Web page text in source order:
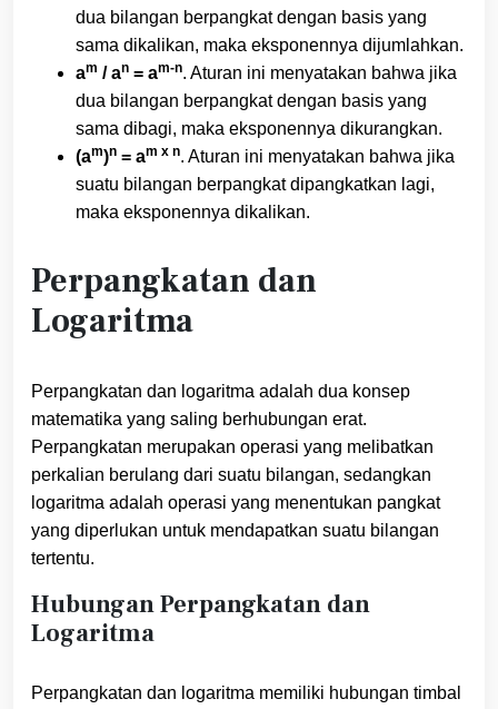
dua bilangan berpangkat dengan basis yang
sama dikalikan, maka eksponennya dijumlahkan.
am / an = am-n. Aturan ini menyatakan bahwa jika
dua bilangan berpangkat dengan basis yang
sama dibagi, maka eksponennya dikurangkan.
(am)n = am x n. Aturan ini menyatakan bahwa jika
suatu bilangan berpangkat dipangkatkan lagi,
maka eksponennya dikalikan.
Perpangkatan dan
Logaritma
Perpangkatan dan logaritma adalah dua konsep
matematika yang saling berhubungan erat.
Perpangkatan merupakan operasi yang melibatkan
perkalian berulang dari suatu bilangan, sedangkan
logaritma adalah operasi yang menentukan pangkat
yang diperlukan untuk mendapatkan suatu bilangan
tertentu.
Hubungan Perpangkatan dan
Logaritma
Perpangkatan dan logaritma memiliki hubungan timbal